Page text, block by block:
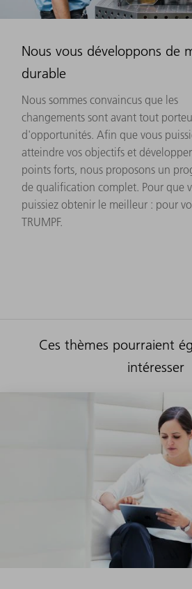
Nous vous développons de
durable
Nous sommes convaincus que les
changements sont avant tout
d'opportunités. Afin que vous
atteindre vos objectifs et
points forts, nous proposons un
de qualification complet. Pour que
puissiez obtenir le meilleur : pour
TRUMPF.
Ces thèmes pourraient
intéresser